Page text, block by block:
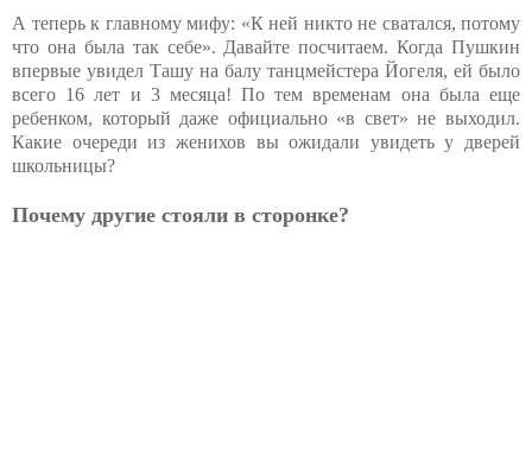
А теперь к главному мифу: «К ней никто не сватался, потому
что она была так себе». Давайте посчитаем. Когда Пушкин
впервые увидел Ташу на балу танцмейстера Йогеля, ей было
всего 16 лет и 3 месяца! По тем временам она была еще
ребенком, который даже официально «в свет» не выходил.
Какие очереди из женихов вы ожидали увидеть у дверей
школьницы?
Почему другие стояли в сторонке?